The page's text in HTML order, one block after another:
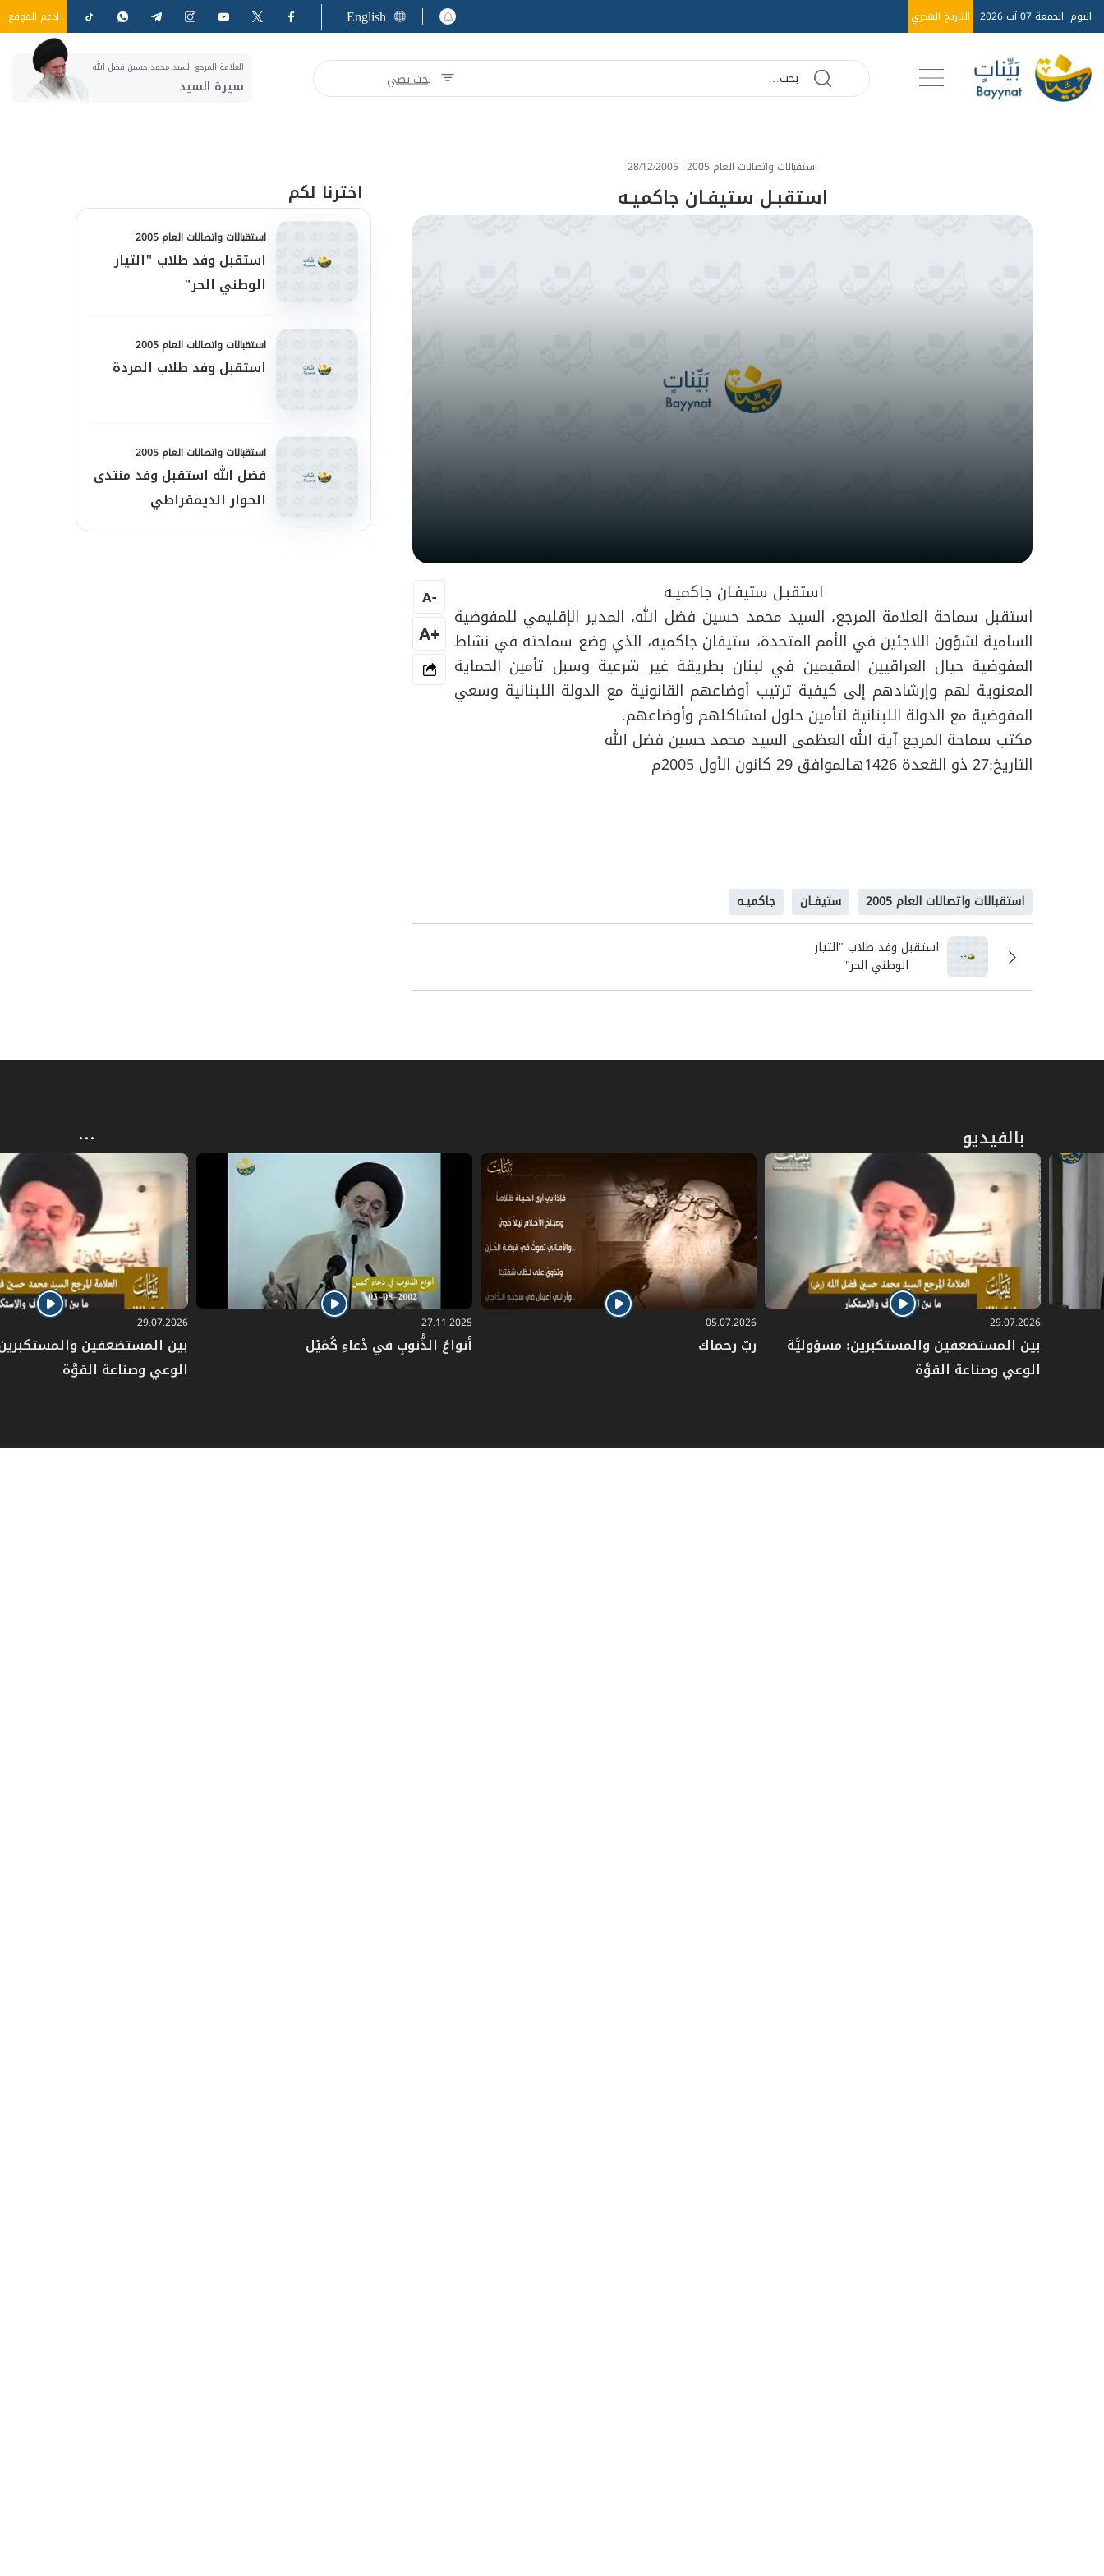
اليوم الجمعة 07 آب 2026 التاريخ الهجري English ادعم الموقع
بحث نصي
العلامة المرجع السيد محمد حسين فضل الله
سيرة السيد
استقبالات واتصالات العام 2005 28/12/2005
استقبـل ستيفـان جاكميـه
استقبـل ستيفـان جاكميـه
استقبل سماحة العلامة المرجع، السيد محمد حسين فضل الله، المدير الإقليمي للمفوضية
السامية لشؤون اللاجئين في الأمم المتحدة، ستيفان جاكميه، الذي وضع سماحته في نشاط
المفوضية حيال العراقيين المقيمين في لبنان بطريقة غير شرعية وسبل تأمين الحماية
المعنوية لهم وإرشادهم إلى كيفية ترتيب أوضاعهم القانونية مع الدولة اللبنانية وسعي
المفوضية مع الدولة اللبنانية لتأمين حلول لمشاكلهم وأوضاعهم.
مكتب سماحة المرجع آية الله العظمى السيد محمد حسين فضل الله
التاريخ:27 ذو القعدة 1426هـالموافق كانون الأول 2005م
-
A
+A
استقبالات واتصالات العام 2005 ستيفـان جاكميـه
استقبل وفد طلاب "التيار
الوطني الحر"
اخترنا لكم
استقبالات واتصالات العام 2005
استقبل وفد طلاب "التيار
الوطني الحر"
استقبالات واتصالات العام 2005
استقبل وفد طلاب المردة
استقبالات واتصالات العام 2005
فضل الله استقبل وفد منتدى
الحوار الديمقراطي
بالفيديو
29.07.2026
بين المستضعفين والمستكبرين: مسؤوليَّة
الوعي وصناعة القوَّة
05.07.2026
ربّ رحماك
27.11.2025
أنواعُ الذُّنوبِ في دُعاءِ كُمَيْل
29.07.2026
بين المستضعفين
الوعي وصناعة القوَّة